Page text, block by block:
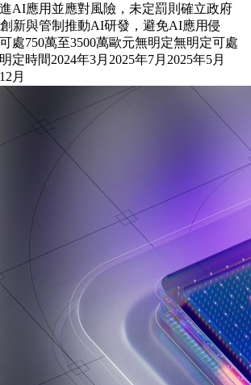
AI應用並應對風險，未定罰則確立政府
新與管制推動AI研發，避免AI應用侵
處750萬至3500萬歐元無明定無明定可處
定時間2024年3月2025年7月2025年5月
月